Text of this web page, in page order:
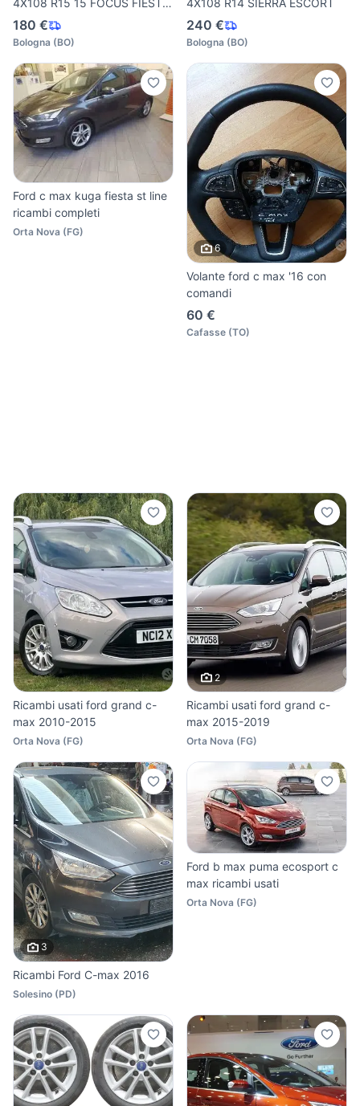
4X108 R15 15 FOCUS FIESTA
KA
180 €
Bologna (BO)
4X108 R14 SIERRA ESCORT
240 €
Bologna (BO)
Ford c max kuga fiesta st line
ricambi completi
Orta Nova (FG)
6
Volante ford c max '16 con
comandi
60 €
Cafasse (TO)
Ricambi usati ford grand c-
max 2010-2015
Orta Nova (FG)
2
Ricambi usati ford grand c-
max 2015-2019
Orta Nova (FG)
3
Ricambi Ford C-max 2016
Solesino (PD)
Ford b max puma ecosport c
max ricambi usati
Orta Nova (FG)